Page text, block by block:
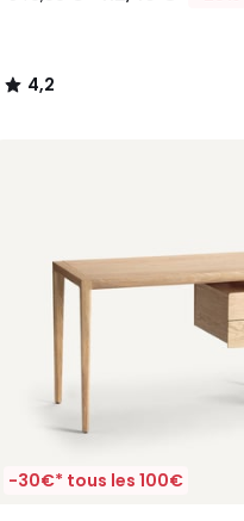
4,2
/
-30€* tous les 100€